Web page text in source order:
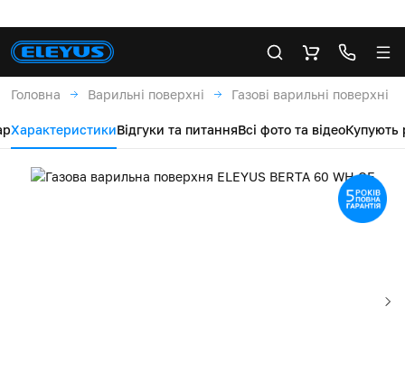
Головна Варильні поверхні Газові варильні поверхні
ХарактеристикиВідгуки та питанняВсі фото та відеоКупують